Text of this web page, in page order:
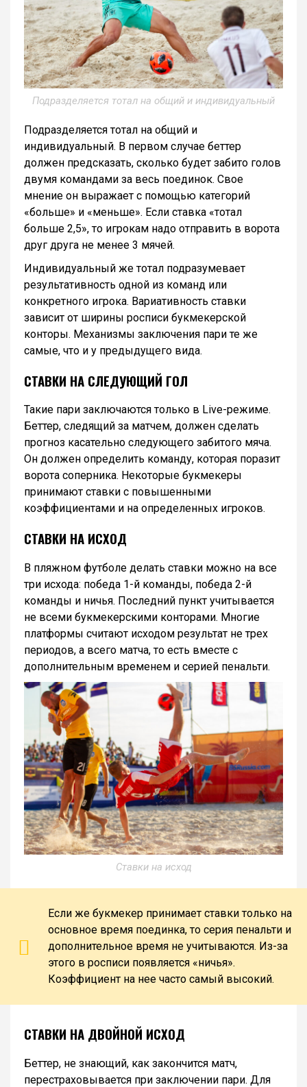
Подразделяется тотал на общий и индивидуальный
Подразделяется тотал на общий и
индивидуальный. В первом случае беттер
должен предсказать, сколько будет забито голов
двумя командами за весь поединок. Свое
мнение он выражает с помощью категорий
«больше» и «меньше». Если ставка «тотал
больше 2,5», то игрокам надо отправить в ворота
друг друга не менее 3 мячей.
Индивидуальный же тотал подразумевает
результативность одной из команд или
конкретного игрока. Вариативность ставки
зависит от ширины росписи букмекерской
конторы. Механизмы заключения пари те же
самые, что и у предыдущего вида.
СТАВКИ НА СЛЕДУЮЩИЙ ГОЛ
Такие пари заключаются только в Live-режиме.
Беттер, следящий за матчем, должен сделать
прогноз касательно следующего забитого мяча.
Он должен определить команду, которая поразит
ворота соперника. Некоторые букмекеры
принимают ставки с повышенными
коэффициентами и на определенных игроков.
СТАВКИ НА ИСХОД
В пляжном футболе делать ставки можно на все
три исхода: победа 1-й команды, победа 2-й
команды и ничья. Последний пункт учитывается
не всеми букмекерскими конторами. Многие
платформы считают исходом результат не трех
периодов, а всего матча, то есть вместе с
дополнительным временем и серией пенальти.
Ставки на исход
Если же букмекер принимает ставки только на
основное время поединка, то серия пенальти и
дополнительное время не учитываются. Из-за
этого в росписи появляется «ничья».
Коэффициент на нее часто самый высокий.
СТАВКИ НА ДВОЙНОЙ ИСХОД
Беттер, не знающий, как закончится матч,
перестраховывается при заключении пари. Для